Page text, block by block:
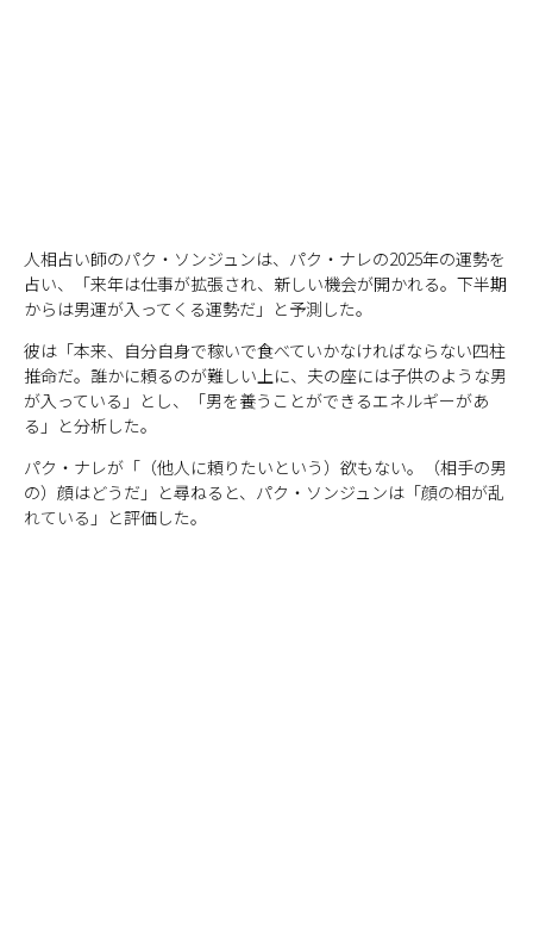
人相占い師のパク・ソンジュンは、パク・ナレの2025年の運勢を
占い、「来年は仕事が拡張され、新しい機会が開かれる。下半期
からは男運が入ってくる運勢だ」と予測した。
彼は「本来、自分自身で稼いで食べていかなければならない四柱
推命だ。誰かに頼るのが難しい上に、夫の座には子供のような男
が入っている」とし、「男を養うことができるエネルギーがあ
る」と分析した。
パク・ナレが「（他人に頼りたいという）欲もない。（相手の男
の）顔はどうだ」と尋ねると、パク・ソンジュンは「顔の相が乱
れている 」と評価した。